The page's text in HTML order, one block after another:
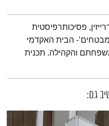
פסיכותרפיסטית
מבטחים’- הבית האקדמי
והקהילה. תכנית
גם: